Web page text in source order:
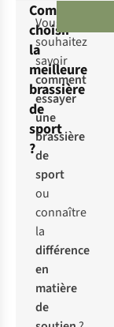
Comment
choisir
la
meilleure
brassière
de
sport
?
Vous
souhaitez
savoir
comment
essayer
une
brassière
de
sport
ou
connaître
la
différence
en
matière
de